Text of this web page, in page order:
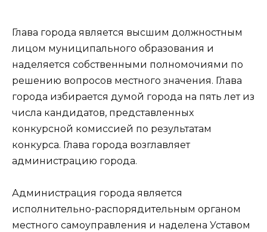
Глава города является высшим должностным
лицом муниципального образования и
наделяется собственными полномочиями по
решению вопросов местного значения. Глава
города избирается думой города на пять лет из
числа кандидатов, представленных
конкурсной комиссией по результатам
конкурса. Глава города возглавляет
администрацию города.
Администрация города является
исполнительно-распорядительным органом
местного самоуправления и наделена Уставом